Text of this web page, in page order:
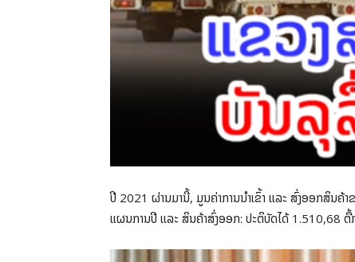
ປີ 2021 ຜ່ານມານີ້, ມູນຄ່າການນໍາເຂົ້າ ແລະ ສົ່ງອອກສິນຄ້
ແຜນການປີ ແລະ ສິນຄ້າສົ່ງອອກ: ປະຕິບັດໄດ້ 1.510,68